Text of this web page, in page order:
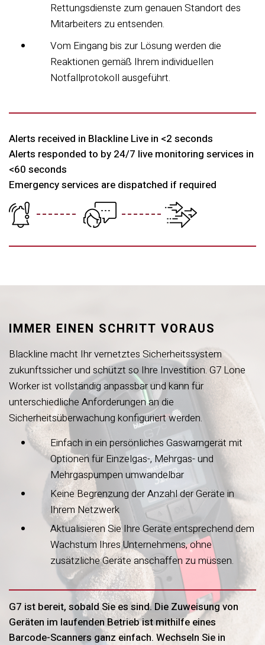
Rettungsdienste zum genauen Standort des
Mitarbeiters zu entsenden.
Vom Eingang bis zur Lösung werden die
Reaktionen gemäß Ihrem individuellen
Notfallprotokoll ausgeführt.
Alerts received in Blackline Live in <2 seconds
Alerts responded to by 24/7 live monitoring services in
<60 seconds
Emergency services are dispatched if required
IMMER EINEN SCHRITT VORAUS
Blackline macht Ihr vernetztes Sicherheitssystem
zukunftssicher und schützt so Ihre Investition. G7 Lone
Worker ist vollständig anpassbar und kann für
unterschiedliche Anforderungen an die
Sicherheitsüberwachung konfiguriert werden.
Einfach in ein persönliches Gaswarngerät mit
Optionen für Einzelgas-, Mehrgas- und
Mehrgaspumpen umwandelbar
Keine Begrenzung der Anzahl der Geräte in
Ihrem Netzwerk
Aktualisieren Sie Ihre Geräte entsprechend dem
Wachstum Ihres Unternehmens, ohne
zusätzliche Geräte anschaffen zu müssen.
G7 ist bereit, sobald Sie es sind. Die Zuweisung von
Geräten im laufenden Betrieb ist mithilfe eines
Barcode-Scanners ganz einfach. Wechseln Sie in